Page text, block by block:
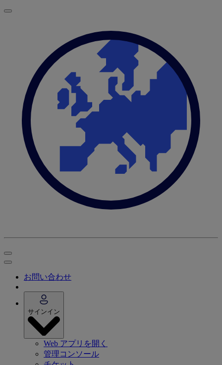
お問い合わせ
サインイン
Web アプリを開く
管理コンソール